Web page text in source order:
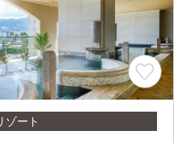
ゾート